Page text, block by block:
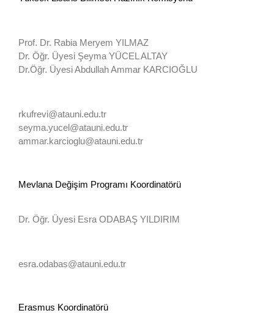
Prof. Dr. Rabia Meryem YILMAZ
Dr. Öğr. Üyesi Şeyma YÜCEL ALTAY
Dr.Öğr. Üyesi Abdullah Ammar KARCIOĞLU
rkufrevi@atauni.edu.tr
seyma.yucel@atauni.edu.tr
ammar.karcioglu@atauni.edu.tr
Mevlana Değişim Programı Koordinatörü
Dr. Öğr. Üyesi Esra ODABAŞ YILDIRIM
esra.odabas@atauni.edu.tr
Erasmus Koordinatörü